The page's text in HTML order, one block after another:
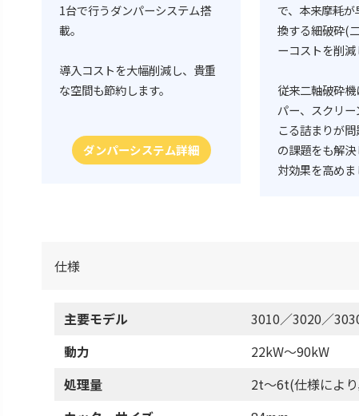
1台で行うダンパーシステム搭
載。
導入コストを大幅削減し、貴重
な空間も節約します。
ダンパーシステム詳細
で、本来摩耗
換する細破砕(
ーコストを削減
従来二軸破砕
パー、スクリ
こる詰まりが
の課題をも解
対効果を高めま
仕様
主要モデル
3010／3020／
動力
22kW～90kW
処理量
2t～6t(仕様によ